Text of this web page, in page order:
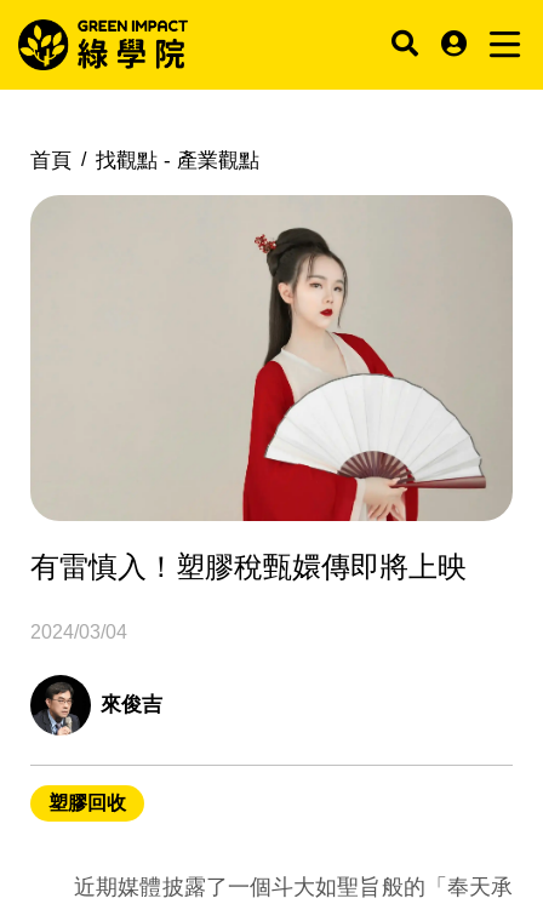
首頁 找觀點 - 產業觀點
有雷慎入！塑膠稅甄嬛傳即將上映
2024/03/04
來俊吉
塑膠回收
近期媒體披露了一個斗大如聖旨般的「奉天承